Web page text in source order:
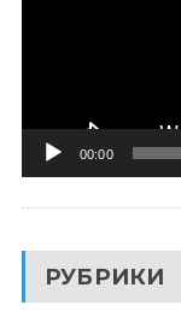
00:00
РУБРИКИ